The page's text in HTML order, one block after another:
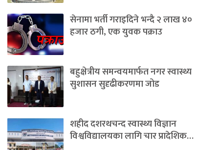
सेनामा भर्ती गराइदिने भन्दै २ लाख ४०
हजार ठगी, एक युवक पक्राउ
बहुक्षेत्रीय समन्वयमार्फत नगर स्वास्थ्य
सुशासन सुदृढीकरणमा जोड
शहीद दशरथचन्द स्वास्थ्य विज्ञान
विश्वविद्यालयका लागि चार प्रादेशिक…